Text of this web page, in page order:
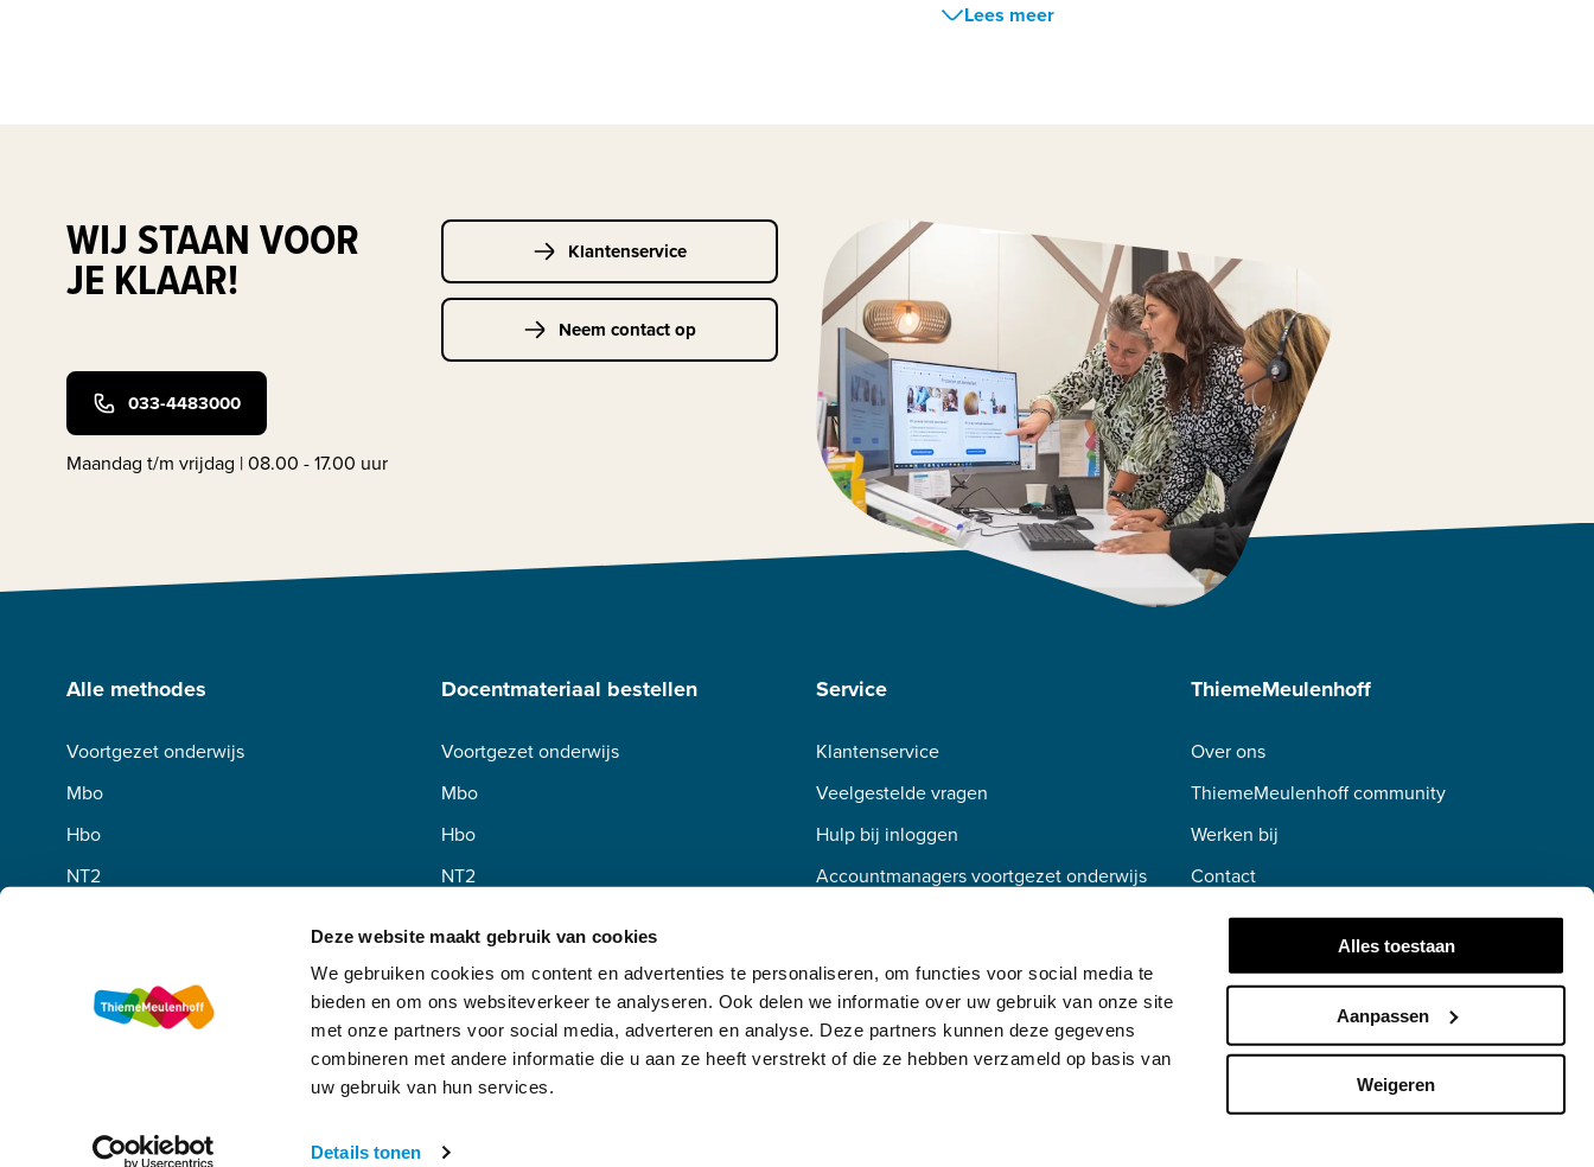
Deze website maakt gebruik van cookies
We gebruiken cookies om content en advertenties te personaliseren, om functies voor social media te
bieden en om ons websiteverkeer te analyseren. Ook delen we informatie over uw gebruik van onze site
met onze partners voor social media, adverteren en analyse. Deze partners kunnen deze gegevens
combineren met andere informatie die u aan ze heeft verstrekt of die ze hebben verzameld op basis van
uw gebruik van hun services.
Details tonen
Alles toestaan
Aanpassen
Weigeren
Lees meer
WIJ STAAN VOOR
JE KLAAR!
033-4483000
Maandag t/m vrijdag | 08.00 - 17.00 uur
Klantenservice
Neem contact op
Alle methodes
Voortgezet onderwijs
Mbo
Hbo
NT2
Docentmateriaal bestellen
Voortgezet onderwijs
Mbo
Hbo
NT2
Service
Klantenservice
Veelgestelde vragen
Hulp bij inloggen
Accountmanagers voortgezet onderwijs
ThiemeMeulenhoff
Over ons
ThiemeMeulenhoff community
Werken bij
Contact